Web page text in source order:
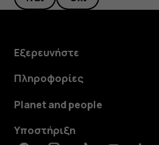
Εξερευνήστε
Πληροφορίες
Planet and people
Υποστήριξη